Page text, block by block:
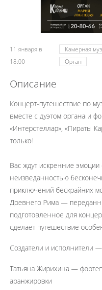
11 января в
18:00
Камерная
Орган
Описание
Концерт-путешествие по
вместе с дуэтом органа и
«Интерстеллар», «Пираты
только!
Вас ждут искренние
неизведанностью
приключений бескрайних
Древнего Рима —
подготовленное для
сделает путешествие
Создатели и исполнители
Татьяна Жирихина —
аранжировки